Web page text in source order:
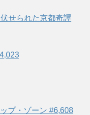
せられた京都奇譚
プ・ゾーン #6,608